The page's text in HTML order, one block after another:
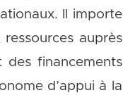
Il importe
auprès
des financements
d’appui à la